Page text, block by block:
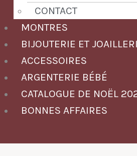
CONTACT
MONTRES
BIJOUTERIE ET
ACCESSOIRES
ARGENTERIE BÉBÉ
CATALOGUE DE NOËL
BONNES AFFAIRES